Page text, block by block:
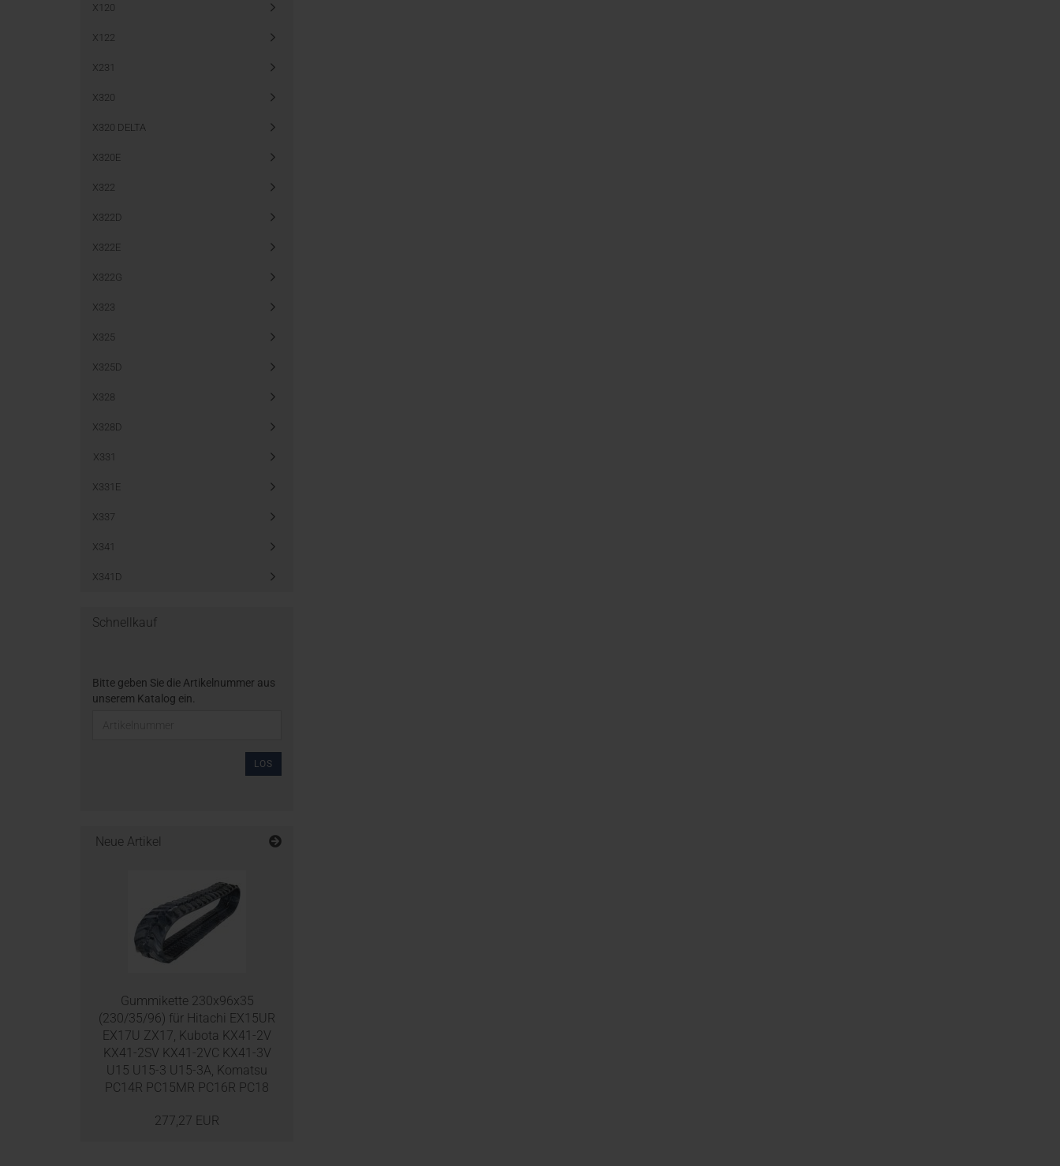
X120
X122
X231
X320
X320 DELTA
X320E
X322
X322D
X322E
X322G
X323
X325
X325D
X328
X328D
X331
X331E
X337
X341
X341D
Schnellkauf
Bitte geben Sie die Artikelnummer aus
unserem Katalog ein.
LOS
Neue Artikel
Gummikette 230x96x35
(230/35/96) für Hitachi EX15UR
EX17U ZX17, Kubota KX41-2V
KX41-2SV KX41-2VC KX41-3V
U15 U15-3 U15-3A, Komatsu
PC14R PC15MR PC16R PC18
277,27 EUR